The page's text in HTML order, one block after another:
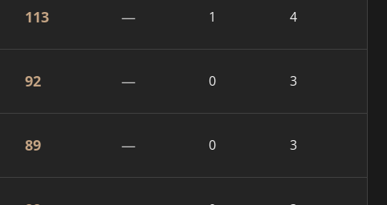
113 — 1 4
92 — 0 3
89 — 0 3